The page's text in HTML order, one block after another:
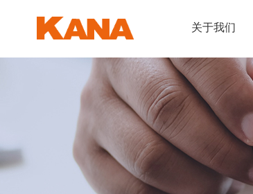
关于我们